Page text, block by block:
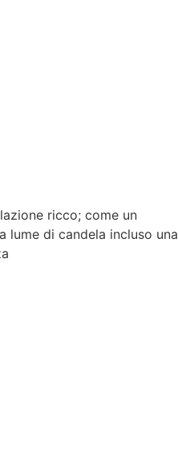
ricco; come un
lume di candela incluso una